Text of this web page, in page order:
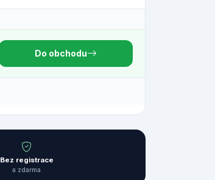
Do obchodu
Bez registrace
a zdarma